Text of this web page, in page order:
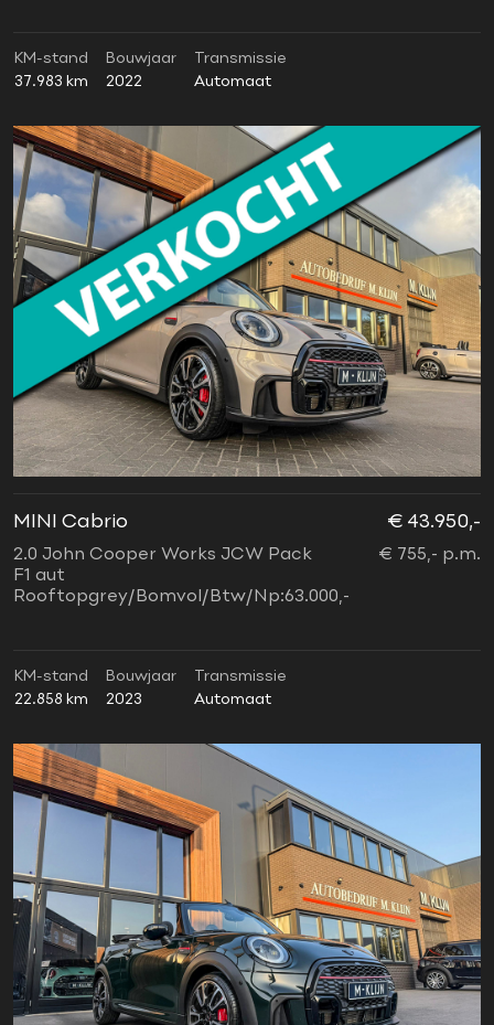
KM-stand
37.983 km
Bouwjaar
2022
Transmissie
Automaat
MINI Cabrio
2.0 John Cooper Works JCW Pack
F1 aut
Rooftopgrey/Bomvol/Btw/Np:63.000,-
€ 43.950,-
€ 755,- p.m.
KM-stand
22.858 km
Bouwjaar
2023
Transmissie
Automaat